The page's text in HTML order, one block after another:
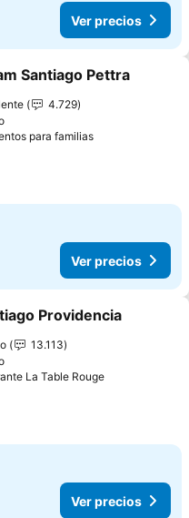
Ver precios
a favoritos
Santiago Pettra
4.729
para familias
Ver precios
a favoritos
Providencia
13.113
La Table Rouge
Ver precios